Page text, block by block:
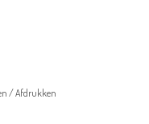
afwijken van de
/Afdrukken